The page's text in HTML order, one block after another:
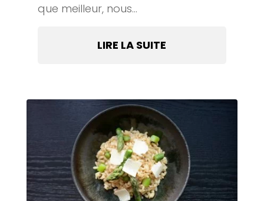
que meilleur, nous...
LIRE LA SUITE